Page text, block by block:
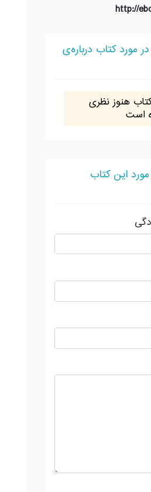
http://
مورد کتاب درباره‌ی
هنوز نظری
است
این کتاب